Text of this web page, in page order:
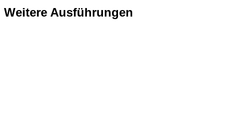
Weitere Ausführungen